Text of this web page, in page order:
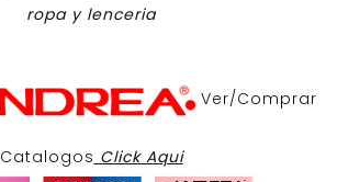
ropa y lenceria
Ver/Comprar
Catalogos Click Aqui